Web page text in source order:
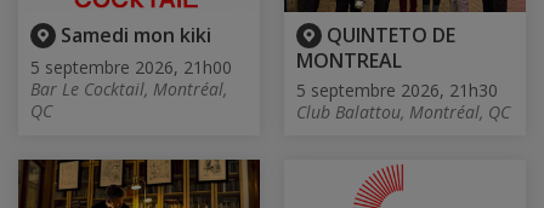
Samedi mon kiki
5 septembre 2026, 21h00
Bar Le Cocktail, Montréal,
QC
QUINTETO DE
MONTREAL
5 septembre 2026, 21h30
Club Balattou, Montréal, QC